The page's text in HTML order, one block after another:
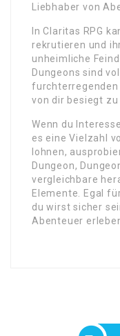
Liebhaber von
In Claritas RPG
rekrutieren und
unheimliche
Dungeons sind
furchterregenden
von dir besiegt zu
Wenn du
es eine Vielzahl
lohnen,
Dungeon,
vergleichbare
Elemente. Egal
du wirst sicher
Abenteuer